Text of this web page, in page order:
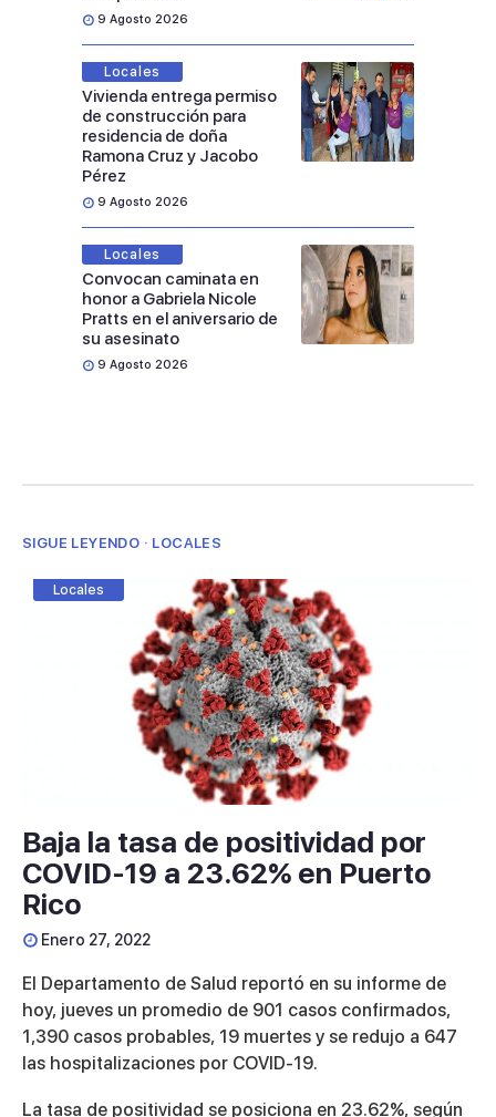
9 Agosto 2026
Locales
Vivienda entrega permiso
de construcción para
residencia de doña
Ramona Cruz y Jacobo
Pérez
9 Agosto 2026
Locales
Convocan caminata en
honor a Gabriela Nicole
Pratts en el aniversario de
su asesinato
9 Agosto 2026
SIGUE LEYENDO · LOCALES
Locales
Baja la tasa de positividad por
COVID-19 a 23.62% en Puerto
Rico
Enero 27, 2022
El Departamento de Salud reportó en su informe de
hoy, jueves un promedio de 901 casos confirmados,
1,390 casos probables, 19 muertes y se redujo a 647
las hospitalizaciones por COVID-19.
La tasa de positividad se posiciona en 23.62%, según